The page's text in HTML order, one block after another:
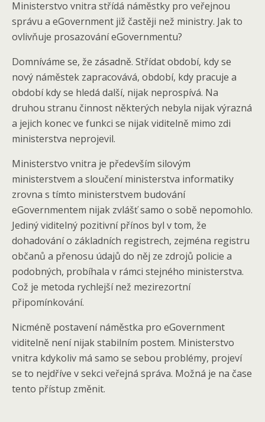
Ministerstvo vnitra střídá náměstky pro veřejnou
správu a eGovernment již častěji než ministry. Jak to
ovlivňuje prosazování eGovernmentu?
Domníváme se, že zásadně. Střídat období, kdy se
nový náměstek zapracovává, období, kdy pracuje a
období kdy se hledá další, nijak neprospívá. Na
druhou stranu činnost některých nebyla nijak výrazná
a jejich konec ve funkci se nijak viditelně mimo zdi
ministerstva neprojevil.
Ministerstvo vnitra je především silovým
ministerstvem a sloučení ministerstva informatiky
zrovna s tímto ministerstvem budování
eGovernmentem nijak zvlášť samo o sobě nepomohlo.
Jediný viditelný pozitivní přínos byl v tom, že
dohadování o základních registrech, zejména registru
občanů a přenosu údajů do něj ze zdrojů policie a
podobných, probíhala v rámci stejného ministerstva.
Což je metoda rychlejší než mezirezortní
připomínkování.
Nicméně postavení náměstka pro eGovernment
viditelně není nijak stabilním postem. Ministerstvo
vnitra kdykoliv má samo se sebou problémy, projeví
se to nejdříve v sekci veřejná správa. Možná je na čase
tento přístup změnit.